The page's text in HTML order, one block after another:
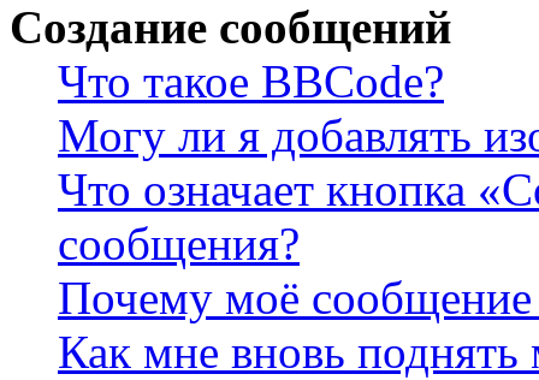
Создание сообщений
Что такое BBCode?
Могу ли я добавлять
Что означает кнопка
сообщения?
Почему моё сообщение
Как мне вновь